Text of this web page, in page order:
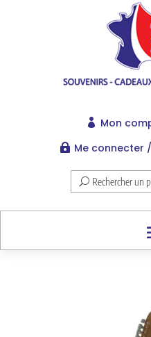
 Mon
 Me connecter
Rechercher un